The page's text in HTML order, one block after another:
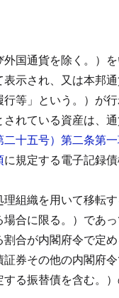
国通貨を除く。）を
示され、又は本邦
等」という。）が
れている資産は、通
十五号）第二条第
に規定する電子記録
組織を用いて移転
合に限る。）であ
合が内閣府令で定
券その他の内閣府
する振替債を含む。